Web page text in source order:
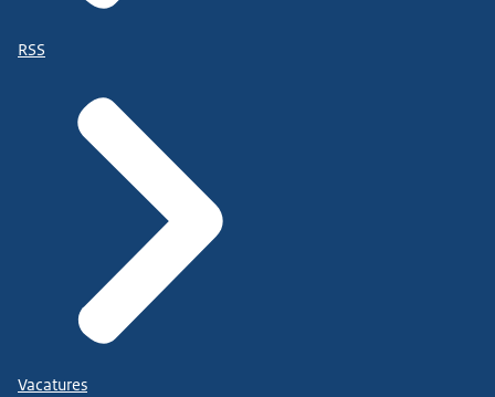
The International Conference on Mental Health
www.government.nl/mindthemindnow. Het logo
van Mind the mind now.)
de internationale conferentie over MHPSS...
vindt op 7 en 8 oktober plaats in Amsterdam
RSS
Vacatures